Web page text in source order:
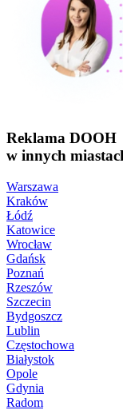
Reklama DOOH
w innych
Warszawa
Kraków
Łódź
Katowice
Wrocław
Gdańsk
Poznań
Rzeszów
Szczecin
Bydgoszcz
Lublin
Częstochowa
Białystok
Opole
Gdynia
Radom